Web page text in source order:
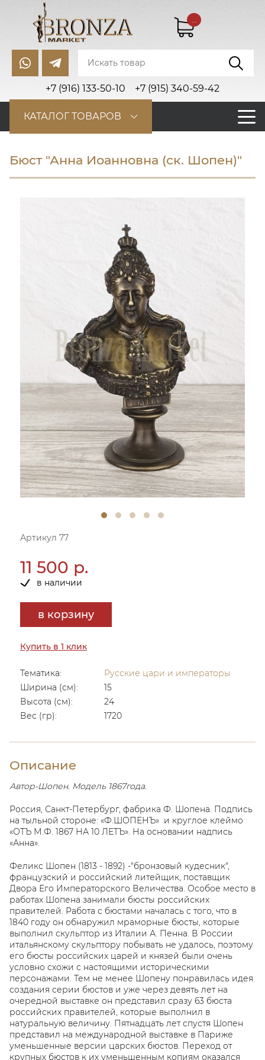
+7 (916) 133-50-10 +7 (915) 340-59-42
...
КАТАЛОГ ТОВАРОВ
Бюст "Анна Иоанновна (ск. Шопен)"
Артикул 77
11 500 р.
в наличии
в корзину
Купить в 1 клик
Тематика:
Русские цари и императоры
Ширина (см):
15
Высота (см):
24
Вес (гр):
1720
Описание
Автор-Шопен. Модель 1867года.
Россия, Санкт-Петербург, фабрика Ф. Шопена. Подпись
на тыльной стороне: «Ф.ШОПЕНЪ» и круглое клеймо
«ОТЪ М.Ф. 1867 НА 10 ЛЕТЪ». На основании надпись
«Анна».
Феликс Шопен (1813 - 1892) -"бронзовый кудесник",
французский и российский литейщик, поставщик
Двора Его Императорского Величества. Особое место в
работах Шопена занимали бюсты российских
правителей. Работа с бюстами началась с того, что в
1840 году он обнаружил мраморные бюсты, которые
выполнил скульптор из Италии А. Пенна. В России
итальянскому скульптору побывать не удалось, поэтому
его бюсты российских царей и князей были очень
условно схожи с настоящими историческими
персонажами. Тем не менее Шопену понравилась идея
создания серии бюстов и уже через девять лет на
очередной выставке он представил сразу 63 бюста
российских правителей, которые выполнил в
натуральную величину. Пятнадцать лет спустя Шопен
представил на международной выставке в Париже
уменьшенные версии царских бюстов. Переход от
крупных бюстов к их уменьшенным копиям оказался